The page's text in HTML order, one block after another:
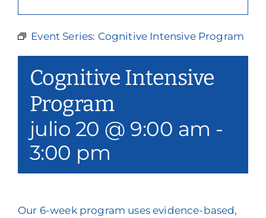
Filantropía y voluntariado
Donar
Event Series: Cognitive Intensive Program
Cognitive Intensive
Program
julio 20 @ 9:00 am -
3:00 pm
Our 6-week program uses evidence-based,